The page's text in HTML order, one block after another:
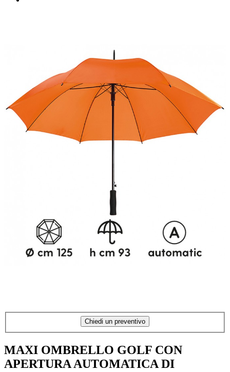
Chiedi un preventivo
MAXI OMBRELLO GOLF CON
APERTURA AUTOMATICA DI